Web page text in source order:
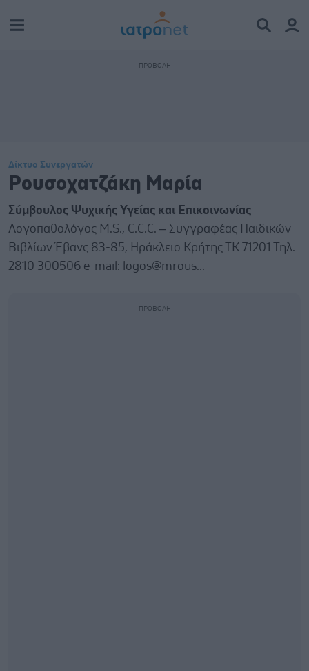
Δίκτυο Συνεργατών
Ρουσοχατζάκη Μαρία
Σύμβουλος Ψυχικής Υγείας και Επικοινωνίας
Λογοπαθολόγος M.S., C.C.C. – Συγγραφέας Παιδικών
Βιβλίων Έβανς 83-85, Ηράκλειο Κρήτης ΤΚ 71201 Τηλ.
2810 300506 e-mail: logos@mrous...